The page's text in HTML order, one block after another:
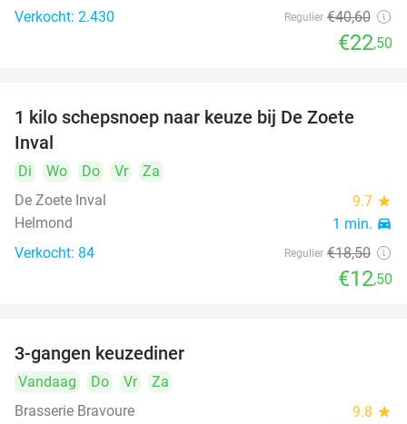
Verkocht: 2.430 Regulier €40,60
€22,50
32%
1 kilo schepsnoep naar keuze bij De Zoete
Inval
Di Wo Do Vr
Za
De Zoete Inval
9.7 star
Helmond 1 min. directions_car
Verkocht: 84 Regulier €18,50
€12,50
3-gangen keuzediner
Vandaag Do Vr
Za
Brasserie Bravoure
9.8 star